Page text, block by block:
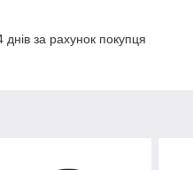
за рахунок покупця